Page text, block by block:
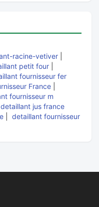
racine-vetiver
petit four
fournisseur fer
France
fournisseur m
detaillant jus france
detaillant fournisseur